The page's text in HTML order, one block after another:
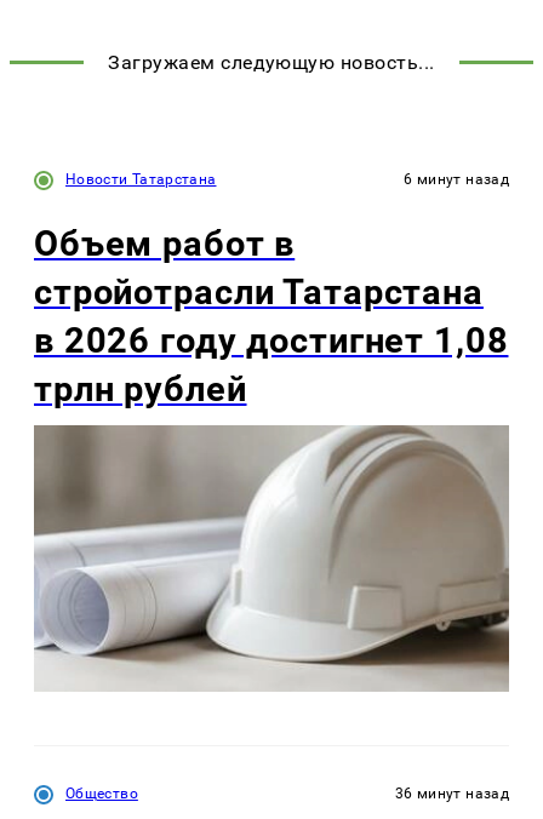
Загружаем следующую новость...
Новости Татарстана 6 минут назад
Объем работ в
стройотрасли Татарстана
в 2026 году достигнет 1,08
трлн рублей
Общество 36 минут назад